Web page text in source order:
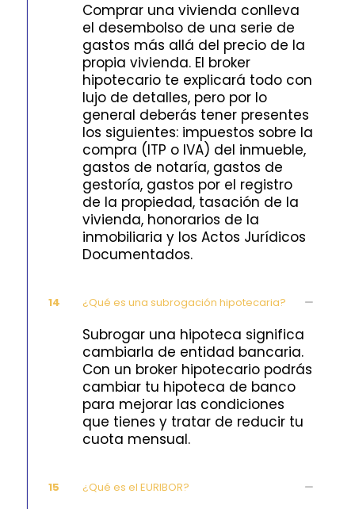
Comprar una vivienda conlleva
el desembolso de una serie de
gastos más allá del precio de la
propia vivienda. El broker
hipotecario te explicará todo con
lujo de detalles, pero por lo
general deberás tener presentes
los siguientes: impuestos sobre la
compra (ITP o IVA) del inmueble,
gastos de notaría, gastos de
gestoría, gastos por el registro
de la propiedad, tasación de la
vivienda, honorarios de la
inmobiliaria y los Actos Jurídicos
Documentados.
14 ¿Qué es una subrogación hipotecaria?
Subrogar una hipoteca significa
cambiarla de entidad bancaria.
Con un broker hipotecario podrás
cambiar tu hipoteca de banco
para mejorar las condiciones
que tienes y tratar de reducir tu
cuota mensual.
15 ¿Qué es el EURIBOR?